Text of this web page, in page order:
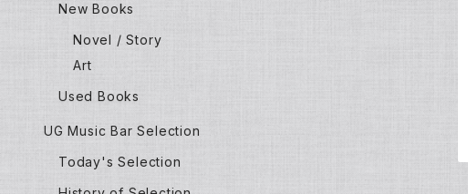
New Books
Novel / Story
Art
Used Books
UG Music Bar Selection
Today's Selection